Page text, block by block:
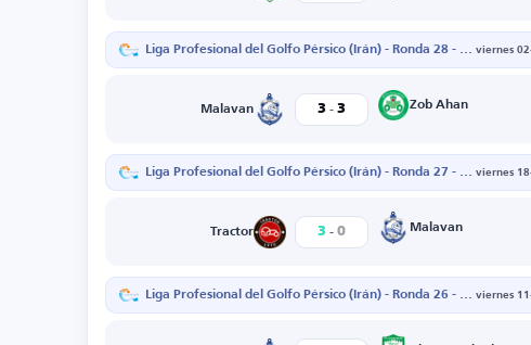
Liga Profesional del Golfo Pérsico (Irán) - Ronda 28 - Partido de vuelta viernes
Malavan 3 - 3 Zob Ahan
Liga Profesional del Golfo Pérsico (Irán) - Ronda 27 - Partido de vuelta viernes
Tractor 3 - 0 Malavan
Liga Profesional del Golfo Pérsico (Irán) - Ronda 26 - Partido de vuelta viernes